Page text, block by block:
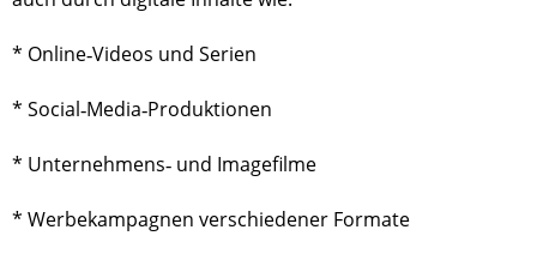
* Online‑Videos und Serien
* Social‑Media‑Produktionen
* Unternehmens‑ und Imagefilme
* Werbekampagnen verschiedener Formate